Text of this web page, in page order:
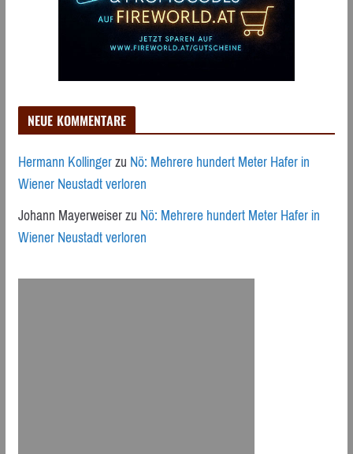
NEUE KOMMENTARE
Hermann KollingerzuNö: Mehrere hundert Meter Hafer in
Wiener Neustadt verloren
Johann MayerweiserzuNö: Mehrere hundert Meter Hafer in
Wiener Neustadt verloren